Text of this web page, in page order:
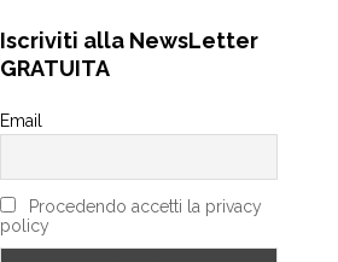
Iscriviti alla NewsLetter
GRATUITA
Email
Procedendo accetti la privacy
policy